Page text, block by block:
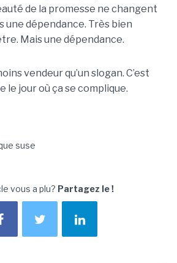
de la promesse ne changent
une dépendance. Très bien
Mais une dépendance.
vendeur qu’un slogan. C’est
le jour où ça se complique.
suse
vous a plu? Partagez le !